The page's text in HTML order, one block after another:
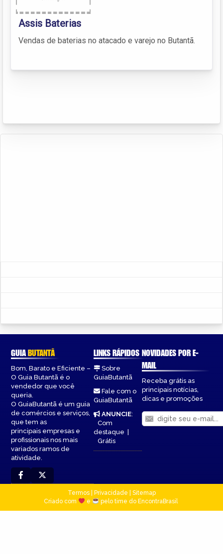
Assis Baterias
Vendas de baterias no atacado e varejo no Butantã.
GUIABUTANTÃ
Bom, Barato e Eficiente –
O Guia Butantã é o
vendedor que você
queria.
O GuiaButantã é um guia
de comércios e serviços,
que tem as
principais empresas e
profissionais nos mais
variados ramos de
atividade.
LINKS RÁPIDOS
Sobre
GuiaButantã
Fale com o
GuiaButantã
ANUNCIE:
Com
destaque|
Grátis
NOVIDADES POR E-
MAIL
Receba grátis as
principais notícias,
dicas e promoções
Termos| Privacidade
Sitemap
Criado com
e pelo time do EncontraBrasil